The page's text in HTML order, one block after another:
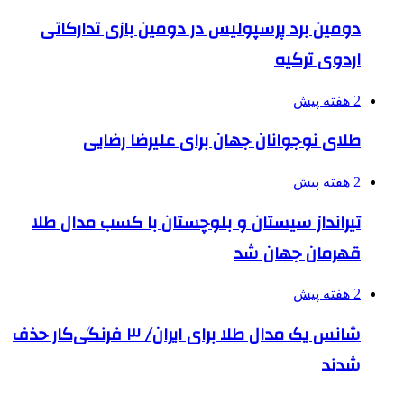
دومین برد پرسپولیس در دومین بازی تدارکاتی
اردوی ترکیه
2 هفته پیش
طلای نوجوانان جهان برای علیرضا رضایی
2 هفته پیش
تیرانداز سیستان و بلوچستان با کسب مدال طلا
قهرمان جهان شد
2 هفته پیش
شانس یک مدال طلا برای ایران/ ۳ فرنگی‌کار حذف
شدند